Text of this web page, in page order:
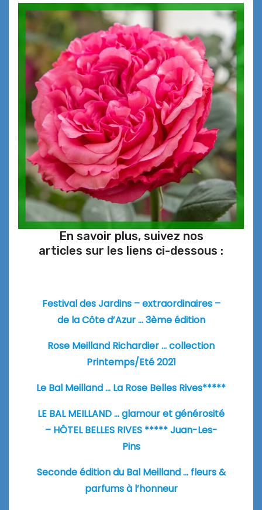
En savoir plus, suivez nos
articles sur les liens ci-dessous :
Festival des Jardins – extraordinaires –
de la Côte d’Azur … 3ème édition
Rose Meilland Richardier … collection
Printemps/Eté 2021
Le Bal Meilland … La Rose Belles Rives*****
LE BAL MEILLAND … glamour et générosité
– HÔTEL BELLES RIVES ***** Juan-Les-
Pins
Seconde édition du Bal Meilland … fleurs &
parfums à l’honneur